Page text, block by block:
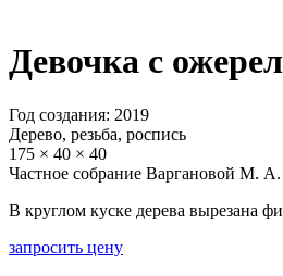
Девочка с
Год создания: 2019
Дерево, резьба, роспись
175 × 40 × 40
Частное собрание Варгановой М. А.
В круглом куске дерева вырезана
запросить цену